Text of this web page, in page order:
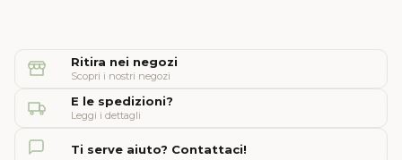
Ritira nei negozi
Scopri i nostri negozi
E le spedizioni?
Leggi i dettagli
Ti serve aiuto? Contattaci!